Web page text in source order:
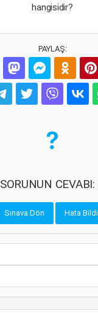
hangisidir?
PAYLAŞ:
SORUNUN CEVABI:
Sınava Dön Hata